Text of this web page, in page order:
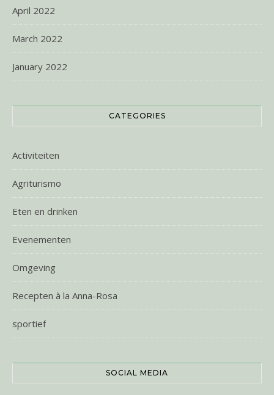
April 2022
March 2022
January 2022
CATEGORIES
Activiteiten
Agriturismo
Eten en drinken
Evenementen
Omgeving
Recepten à la Anna-Rosa
sportief
SOCIAL MEDIA